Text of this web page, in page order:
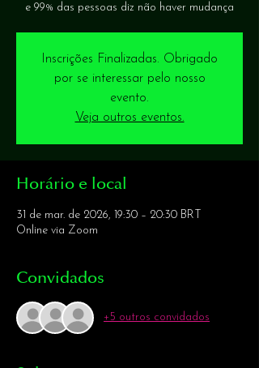
e 99% das pessoas diz não haver mudança
Inscrições Finalizadas. Obrigado
por se interessar pelo nosso
evento.
Veja outros eventos.
Horário e local
31 de mar. de 2026, 19:30 – 20:30 BRT
Online via Zoom
Convidados
+5 outros convidados